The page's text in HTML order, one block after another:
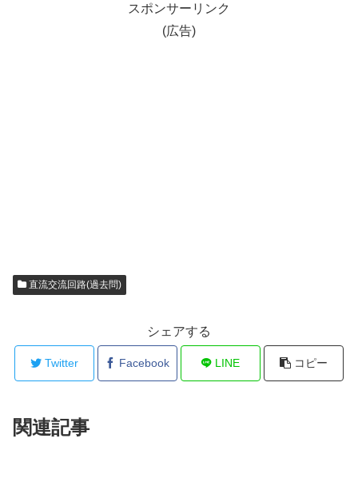
スポンサーリンク
(広告)
直流交流回路(過去問)
シェアする
Twitter Facebook LINE コピー
関連記事